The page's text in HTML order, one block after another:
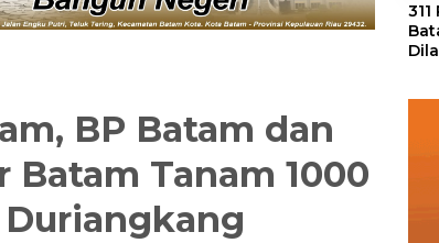
BP Batam dan
Batam Tanam 1000